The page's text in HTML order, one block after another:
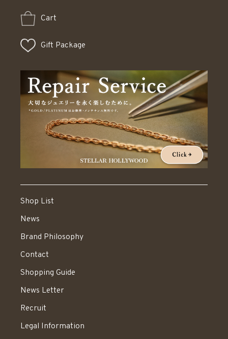
Cart
Gift Package
Shop List
News
Brand Philosophy
Contact
Shopping Guide
News Letter
Recruit
Legal Information